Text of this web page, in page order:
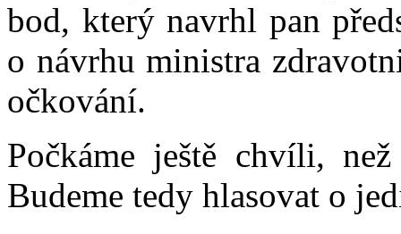
bod, který navrhl pan
o návrhu ministra
očkování.
Počkáme ještě chvíli,
Budeme tedy hlasovat o